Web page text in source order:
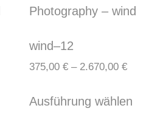
wind–12
375,00 €– 2.670,00 €
Ausführung wählen